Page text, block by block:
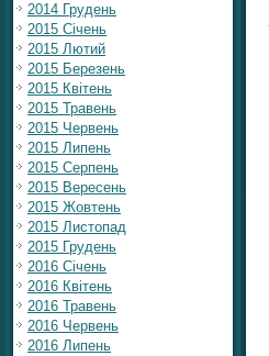
2014 Грудень
2015 Січень
2015 Лютий
2015 Березень
2015 Квітень
2015 Травень
2015 Червень
2015 Липень
2015 Серпень
2015 Вересень
2015 Жовтень
2015 Листопад
2015 Грудень
2016 Січень
2016 Квітень
2016 Травень
2016 Червень
2016 Липень